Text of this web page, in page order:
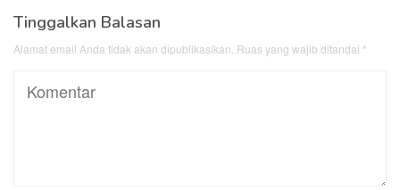
Tinggalkan Balasan
Alamat email Anda tidak akan dipublikasikan. Ruas yang wajib ditandai *